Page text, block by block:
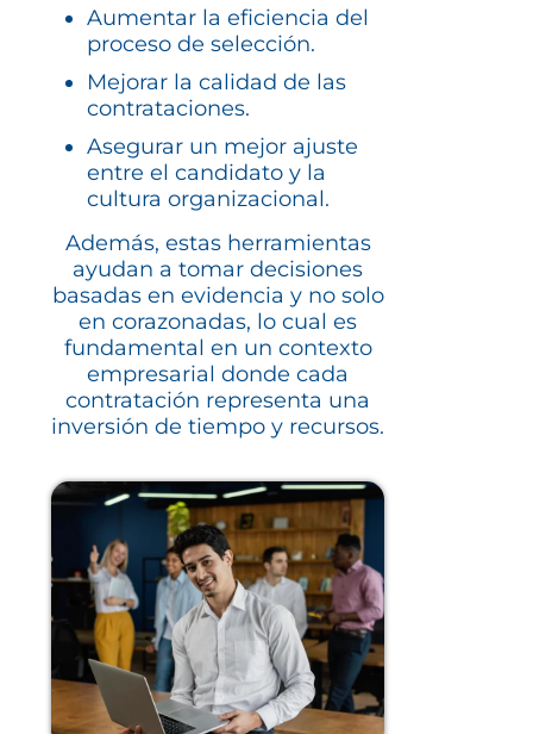
Aumentar la eficiencia del
proceso de selección.
Mejorar la calidad de las
contrataciones.
Asegurar un mejor ajuste
entre el candidato y la
cultura organizacional.
Además, estas herramientas
ayudan a tomar decisiones
basadas en evidencia y no solo
en corazonadas, lo cual es
fundamental en un contexto
empresarial donde cada
contratación representa una
inversión de tiempo y recursos.